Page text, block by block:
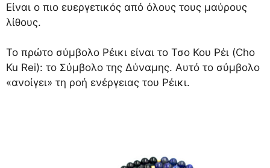
Είναι ο πιο ευεργετικός από όλους τους μαύρους
λίθους.
Το πρώτο σύμβολο Ρέικι είναι το Τσο Κου Ρέι (Cho
Ku Rei): το Σύμβολο της Δύναμης. Αυτό το σύμβολο
«ανοίγει» τη ροή ενέργειας του Ρέικι.